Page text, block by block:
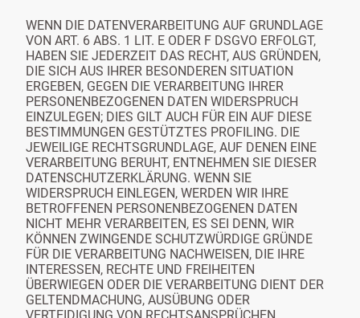
WENN DIE DATENVERARBEITUNG AUF GRUNDLAGE
VON ART. 6 ABS. 1 LIT. E ODER F DSGVO ERFOLGT,
HABEN SIE JEDERZEIT DAS RECHT, AUS GRÜNDEN,
DIE SICH AUS IHRER BESONDEREN SITUATION
ERGEBEN, GEGEN DIE VERARBEITUNG IHRER
PERSONENBEZOGENEN DATEN WIDERSPRUCH
EINZULEGEN; DIES GILT AUCH FÜR EIN AUF DIESE
BESTIMMUNGEN GESTÜTZTES PROFILING. DIE
JEWEILIGE RECHTSGRUNDLAGE, AUF DENEN EINE
VERARBEITUNG BERUHT, ENTNEHMEN SIE DIESER
DATENSCHUTZERKLÄRUNG. WENN SIE
WIDERSPRUCH EINLEGEN, WERDEN WIR IHRE
BETROFFENEN PERSONENBEZOGENEN DATEN
NICHT MEHR VERARBEITEN, ES SEI DENN, WIR
KÖNNEN ZWINGENDE SCHUTZWÜRDIGE GRÜNDE
FÜR DIE VERARBEITUNG NACHWEISEN, DIE IHRE
INTERESSEN, RECHTE UND FREIHEITEN
ÜBERWIEGEN ODER DIE VERARBEITUNG DIENT DER
GELTENDMACHUNG, AUSÜBUNG ODER